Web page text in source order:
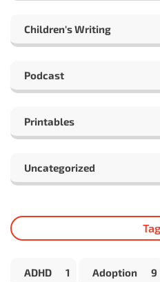
Children's Writing
Podcast
Printables
Uncategorized
ADHD 1 Adoption 9